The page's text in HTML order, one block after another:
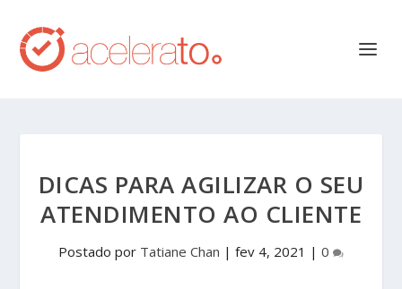
DICAS PARA AGILIZAR O SEU
ATENDIMENTO AO CLIENTE
Postado por Tatiane Chan | fev 4, 2021 | 0